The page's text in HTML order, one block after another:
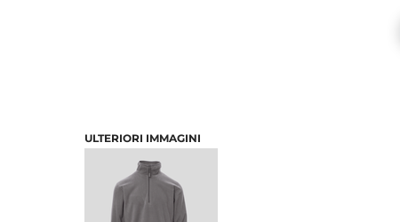
ULTERIORI IMMAGINI